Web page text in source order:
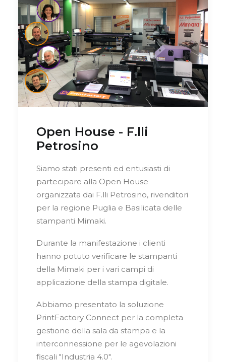
Open House - F.lli
Petrosino
Siamo stati presenti ed entusiasti di
partecipare alla Open House
organizzata dai F.lli Petrosino, rivenditori
per la regione Puglia e Basilicata delle
stampanti Mimaki.
Durante la manifestazione i clienti
hanno potuto verificare le stampanti
della Mimaki per i vari campi di
applicazione della stampa digitale.
Abbiamo presentato la soluzione
PrintFactory Connect per la completa
gestione della sala da stampa e la
interconnessione per le agevolazioni
fiscali "Industria 4.0".